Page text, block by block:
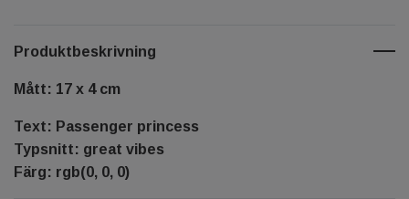
Produktbeskrivning
Mått: 17 x 4 cm
Text: Passenger princess
Typsnitt: great vibes
Färg: rgb(0, 0, 0)